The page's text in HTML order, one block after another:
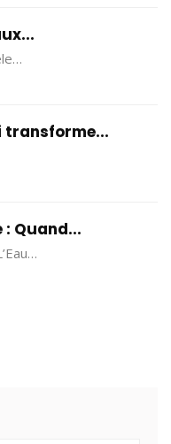
transforme...
: Quand...